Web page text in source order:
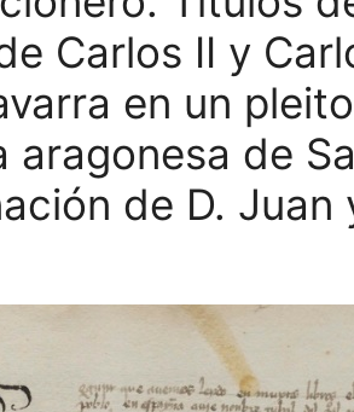
Carlos II y
en un
de
de D. Juan